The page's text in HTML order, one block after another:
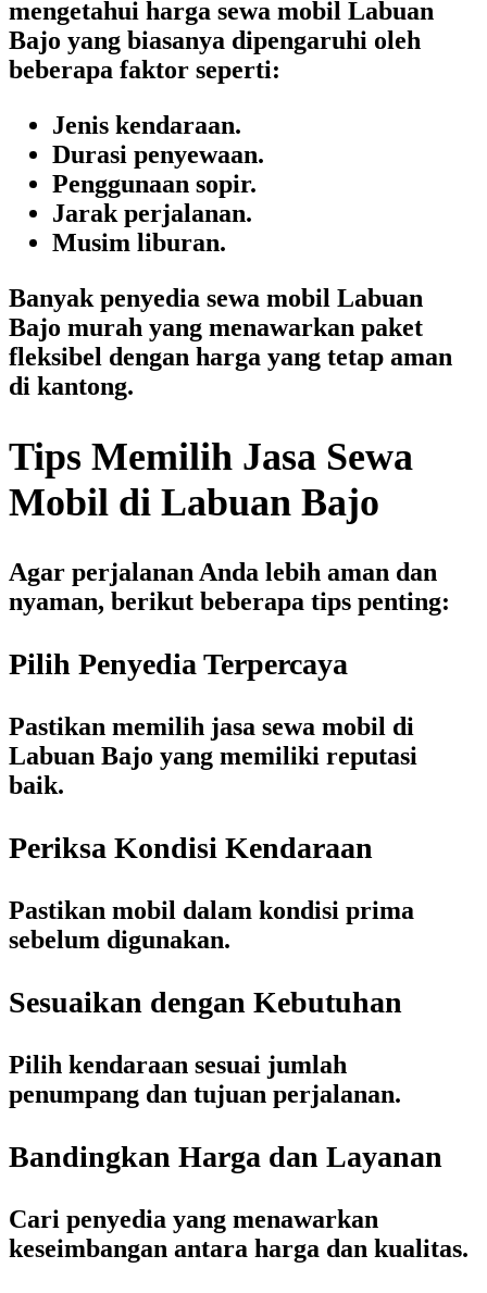
mengetahui harga sewa mobil Labuan
Bajo yang biasanya dipengaruhi oleh
beberapa faktor seperti:
Jenis kendaraan.
Durasi penyewaan.
Penggunaan sopir.
Jarak perjalanan.
Musim liburan.
Banyak penyedia sewa mobil Labuan
Bajo murah yang menawarkan paket
fleksibel dengan harga yang tetap aman
di kantong.
Tips Memilih Jasa Sewa
Mobil di Labuan Bajo
Agar perjalanan Anda lebih aman dan
nyaman, berikut beberapa tips penting:
Pilih Penyedia Terpercaya
Pastikan memilih jasa sewa mobil di
Labuan Bajo yang memiliki reputasi
baik.
Periksa Kondisi Kendaraan
Pastikan mobil dalam kondisi prima
sebelum digunakan.
Sesuaikan dengan Kebutuhan
Pilih kendaraan sesuai jumlah
penumpang dan tujuan perjalanan.
Bandingkan Harga dan Layanan
Cari penyedia yang menawarkan
keseimbangan antara harga dan kualitas.